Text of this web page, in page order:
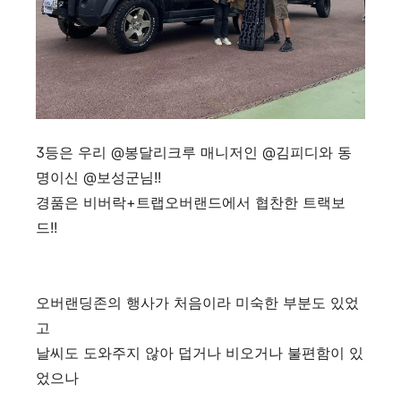
3등은 우리 @봉달리크루 매니저인 @김피디와 동
명이신 @보성군님!!
경품은 비버락+트랩오버랜드에서 협찬한 트랙보
드!!
오버랜딩존의 행사가 처음이라 미숙한 부분도 있었
고
날씨도 도와주지 않아 덥거나 비오거나 불편함이 있
었으나